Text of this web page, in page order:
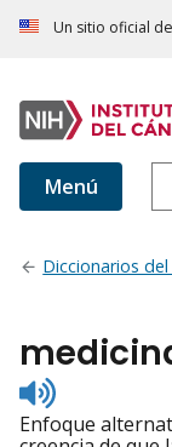
Un sitio oficial
Menú
Diccionarios del
Listen
to
Enfoque